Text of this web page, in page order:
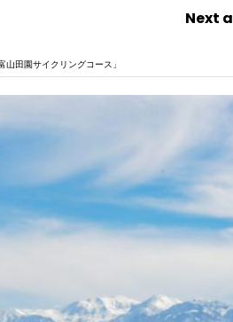
Next
田園サイクリングコース」